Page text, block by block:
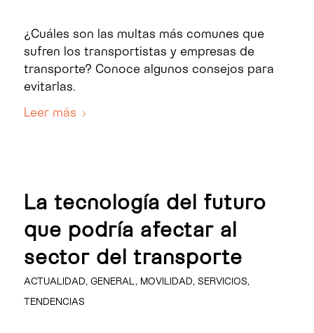
¿Cuáles son las multas más comunes que
sufren los transportistas y empresas de
transporte? Conoce algunos consejos para
evitarlas.
Leer más
La tecnología del futuro
que podría afectar al
sector del transporte
ACTUALIDAD, GENERAL , MOVILIDAD, SERVICIOS,
TENDENCIAS